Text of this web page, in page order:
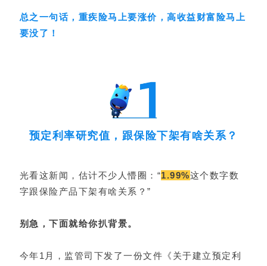
总之一句话， 重疾险马上要涨价，高收益财富险马上
要没了！
预定利率研究值，跟保险下架有啥关系？
光看这新闻，估计不少人懵圈：“1.99%这个数字数
字跟保险产品下架有啥关系？”
别急，下面就给你扒背景。
今年1月，监管司下发了一份文件《关于建立预定利